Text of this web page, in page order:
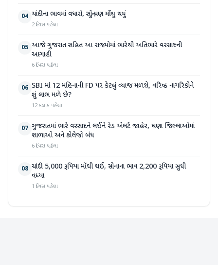
04 ચાંદીના ભાવમાં વધારો, સોનું પણ મોંઘુ થયું
2 દિવસ પહેલા
05 આજે ગુજરાત સહિત આ રાજ્યોમાં ભારેથી અતિભારે વરસાદની
આગાહી
6 દિવસ પહેલા
06 SBI માં 12 મહિનાની FD પર કેટલું વ્યાજ મળશે, વરિષ્ઠ નાગરિકોને
શું લાભ મળે છે?
12 કલાક પહેલા
07 ગુજરાતમાં ભારે વરસાદને લઈને રેડ એલર્ટ જાહેર, ઘણા જિલ્લાઓમાં
શાળાઓ અને કોલેજો બંધ
6 દિવસ પહેલા
08 ચાંદી 5,000 રૂપિયા મોંઘી થઈ, સોનાના ભાવ 2,200 રૂપિયા સુધી
વધ્યા
1 દિવસ પહેલા